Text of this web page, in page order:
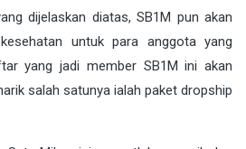
dijelaskan diatas, SB1M pun akan
untuk para anggota yang
yang jadi member SB1M ini akan
salah satunya ialah paket dropship